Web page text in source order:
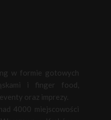
w formie gotowych
i finger food,
oraz imprezy.
4000 miejscowości